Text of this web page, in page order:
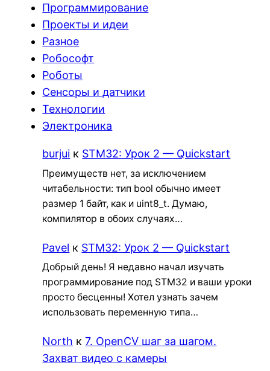
Программирование
Проекты и идеи
Разное
Робософт
Роботы
Сенсоры и датчики
Технологии
Электроника
burjui к STM32: Урок 2 — Quickstart
Преимуществ нет, за исключением
читабельности: тип bool обычно имеет
размер 1 байт, как и uint8_t. Думаю,
компилятор в обоих случаях…
Pavel к STM32: Урок 2 — Quickstart
Добрый день! Я недавно начал изучать
программирование под STM32 и ваши уроки
просто бесценны! Хотел узнать зачем
использовать переменную типа…
North к7. OpenCV шаг за шагом.
Захват видео с камеры